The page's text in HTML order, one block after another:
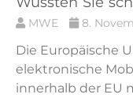
MWE 8.
Die Europäische
elektronische
innerhalb der EU